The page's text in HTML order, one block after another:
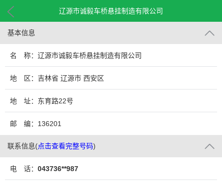
辽源市诚毅车桥悬挂制造有限公司
基本信息
名 称：辽源市诚毅车桥悬挂制造有限公司
地 区：吉林省 辽源市 西安区
地 址：东育路22号
邮 编：136201
联系信息(点击查看完整号码)
电 话： 043736**987